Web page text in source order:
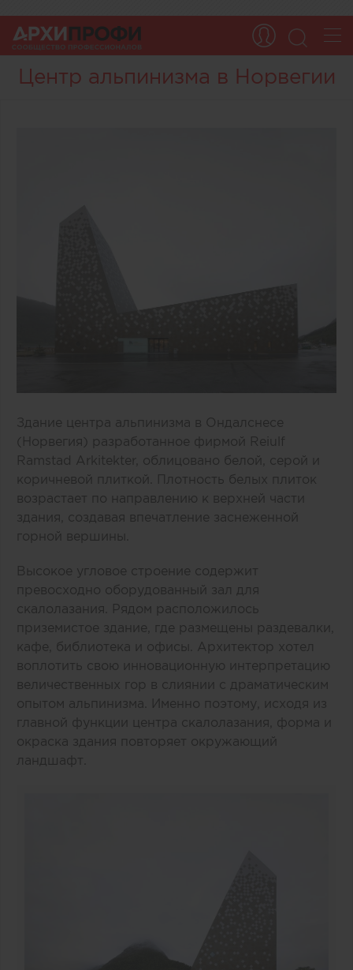
Центр альпинизма в Норвегии
Здание центра альпинизма в Ондалснесе
(Норвегия) разработанное фирмой Reiulf
Ramstad Arkitekter, облицовано белой, серой и
коричневой плиткой. Плотность белых плиток
возрастает по направлению к верхней части
здания, создавая впечатление заснеженной
горной вершины.
Высокое угловое строение содержит
превосходно оборудованный зал для
скалолазания. Рядом расположилось
приземистое здание, где размещены раздевалки,
кафе, библиотека и офисы. Архитектор хотел
воплотить свою инновационную интерпретацию
величественных гор в слиянии с драматическим
опытом альпинизма. Именно поэтому, исходя из
главной функции центра скалолазания, форма и
окраска здания повторяет окружающий
ландшафт.